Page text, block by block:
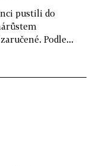
pustili do
Podle...